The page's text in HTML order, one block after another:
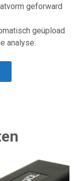
geforward
geüpload
analyse.